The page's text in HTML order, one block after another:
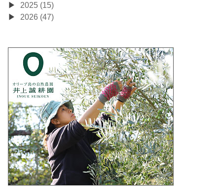
2025 (15)
2026 (47)